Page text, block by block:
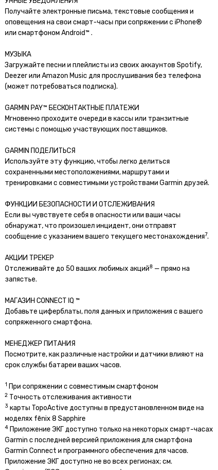
Получайте электронные письма, текстовые сообщения и
оповещения на свои смарт-часы при сопряжении с iPhone®
или смартфоном Android™ .
МУЗЫКА
Загружайте песни и плейлисты из своих аккаунтов Spotify,
Deezer или Amazon Music для прослушивания без телефона
(может потребоваться подписка).
GARMIN PAY™ БЕСКОНТАКТНЫЕ ПЛАТЕЖИ
Мгновенно проходите очереди в кассы или транзитные
системы с помощью участвующих поставщиков.
GARMIN ПОДЕЛИТЬСЯ
Используйте эту функцию, чтобы легко делиться
сохраненными местоположениями, маршрутами и
тренировками с совместимыми устройствами Garmin друзей.
ФУНКЦИИ БЕЗОПАСНОСТИ И ОТСЛЕЖИВАНИЯ
Если вы чувствуете себя в опасности или ваши часы
обнаружат, что произошел инцидент, они отправят
сообщение с указанием вашего текущего местонахождения7.
АКЦИИ ТРЕКЕР
Отслеживайте до 50 ваших любимых акций8 — прямо на
запястье.
МАГАЗИН CONNECT IQ ™
Добавьте циферблаты, поля данных и приложения с вашего
сопряженного смартфона.
МЕНЕДЖЕР ПИТАНИЯ
Посмотрите, как различные настройки и датчики влияют на
срок службы батареи ваших часов.
1 При сопряжении с совместимым смартфоном
2 Точность отслеживания активности
3 карты TopoActive доступны в предустановленном виде на
моделях fēnix 8 Sapphire
4 Приложение ЭКГ доступно только на некоторых смарт-часах
Garmin с последней версией приложения для смартфона
Garmin Connect и программного обеспечения для часов.
Приложение ЭКГ доступно не во всех регионах; см.